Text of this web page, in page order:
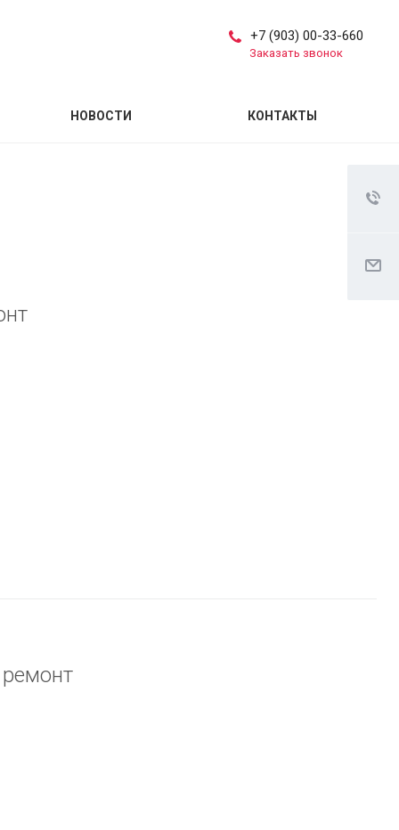
+7 (903) 00-33-660
Заказать звонок
НОВОСТИ КОНТАКТЫ